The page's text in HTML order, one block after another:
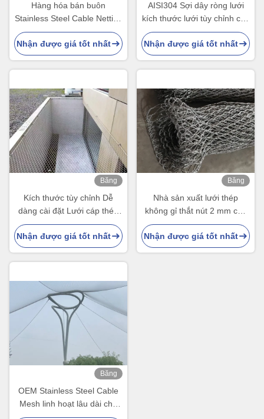
Hàng hóa bán buôn
Stainless Steel Cable Netting
X Tend Zoo Mesh Chứng
nhận CE/SGS
Nhận được giá tốt nhất
AISI304 Sợi dây ròng lưới
kích thước lưới tùy chỉnh cho
leo núi động vật lưới
Nhận được giá tốt nhất
Băng
hình
Kích thước tùy chỉnh Dễ
dàng cài đặt Lưới cáp thép
không gỉ Ferrule cho lưới an
toàn
Nhận được giá tốt nhất
Băng
Nhà sản xuất lưới thép
không gỉ thắt nút 2 mm cho
lưới lồng chim
Nhận được giá tốt nhất
Băng
OEM Stainless Steel Cable
Mesh linh hoạt lâu dài cho
lưới tổ chim